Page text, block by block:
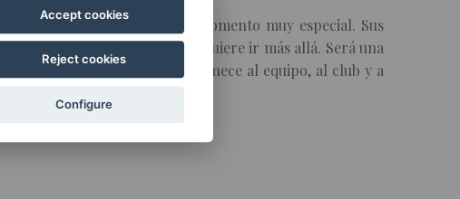
convertirá la previa en un momento muy especial. Sus
nace del fútbol, pero que quiere ir más allá. Será una
compartir un logro que pertenece al equipo, al club y a
Accept cookies
Reject cookies
Configure